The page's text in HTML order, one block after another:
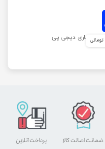
پرداخت آنلاین ضمانت اصالت کالا